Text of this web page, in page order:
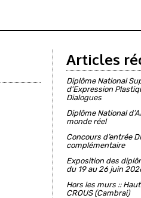
Articles
Diplôme National
d’Expression
Dialogues
Diplôme National
monde réel
Concours d’entrée
complémentaire
Exposition des
du 19 au 26 juin
Hors les murs ::
CROUS (Cambrai)